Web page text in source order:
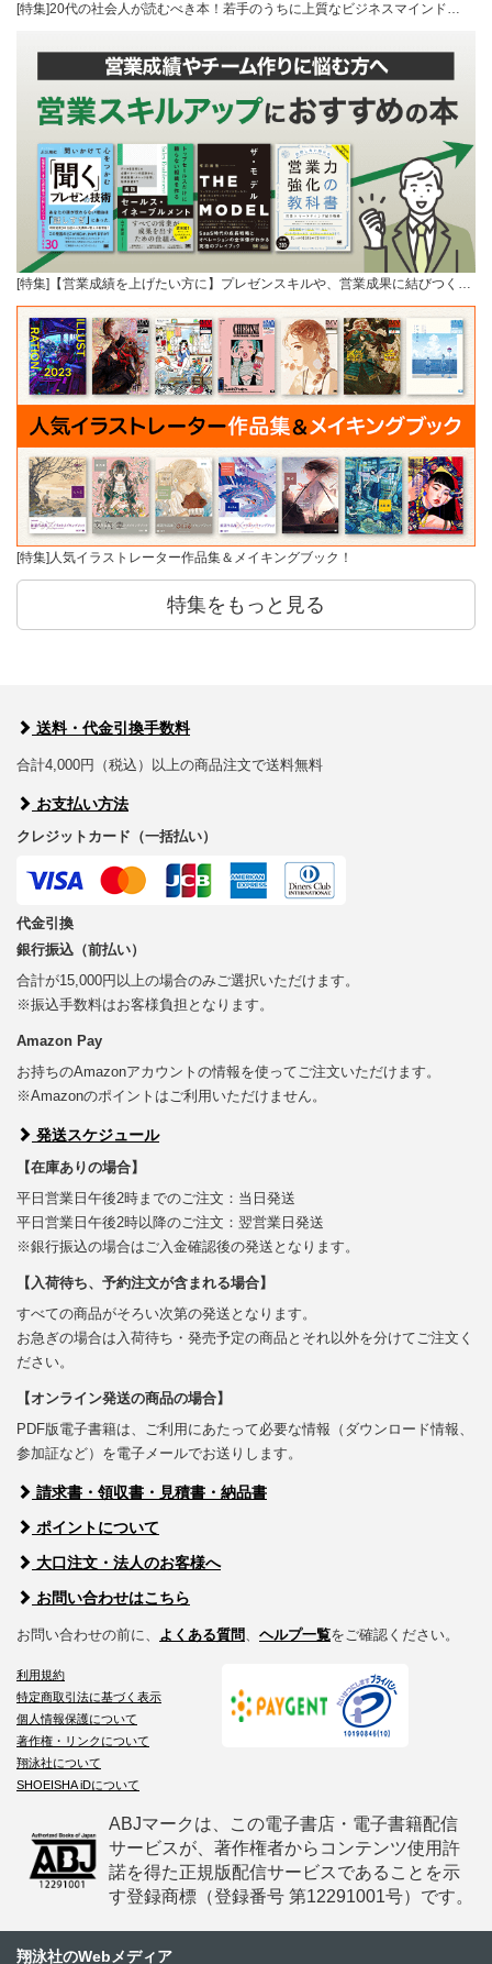
[特集]20代の社会人が読むべき本！若手のうちに上質なビジネスマインド…
[特集]【営業成績を上げたい方に】プレゼンスキルや、営業成果に結びつく…
[特集]人気イラストレーター作品集＆メイキングブック！
特集をもっと見る
送料・代金引換手数料
合計4,000円（税込）以上の商品注文で送料無料
お支払い方法
クレジットカード（一括払い）
代金引換
銀行振込（前払い）
合計が15,000円以上の場合のみご選択いただけます。
※振込手数料はお客様負担となります。
Amazon Pay
お持ちのAmazonアカウントの情報を使ってご注文いただけます。
※Amazonのポイントはご利用いただけません。
発送スケジュール
【在庫ありの場合】
平日営業日午後2時までのご注文：当日発送
平日営業日午後2時以降のご注文：翌営業日発送
※銀行振込の場合はご入金確認後の発送となります。
【入荷待ち、予約注文が含まれる場合】
すべての商品がそろい次第の発送となります。
お急ぎの場合は入荷待ち・発売予定の商品とそれ以外を分けてご注文く
ださい。
【オンライン発送の商品の場合】
PDF版電子書籍は、ご利用にあたって必要な情報（ダウンロード情報、
参加証など）を電子メールでお送りします。
請求書・領収書・見積書・納品書
ポイントについて
大口注文・法人のお客様へ
お問い合わせはこちら
お問い合わせの前に、 よくある質問、 ヘルプ一覧をご確認ください。
利用規約
特定商取引法に基づく表示
個人情報保護について
著作権・リンクについて
翔泳社について
SHOEISHA iDについて
ABJマークは、この電子書店・電子書籍配信
サービスが、著作権者からコンテンツ使用許
諾を得た正規版配信サービスであることを示
す登録商標（登録番号 第12291001号）です。
翔泳社のWebメディア